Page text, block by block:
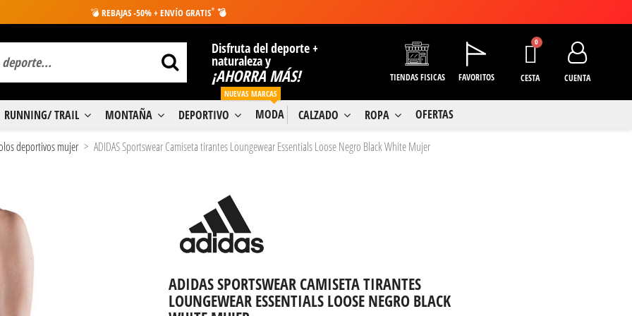
💣 REBAJAS -50% + ENVÍO GRATIS* 💣
Disfruta del deporte +
naturaleza y
¡AHORRA MÁS! TIENDAS FISICAS FAVORITOS CESTA CUENTA
RUNNING/ TRAIL MONTAÑA DEPORTIVO MODA
NUEVAS MARCAS
CALZADO ROPA OFERTAS
deportivos mujer ADIDAS Sportswear Camiseta tirantes Loungewear Essentials Loose Negro Black White Mujer
ADIDAS SPORTSWEAR CAMISETA TIRANTES
LOUNGEWEAR ESSENTIALS LOOSE NEGRO BLACK